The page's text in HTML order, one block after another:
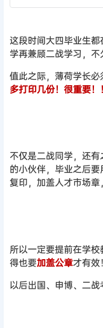
这段时间大四毕业生
学再兼顾二战学习，不
值此之际，薄荷学长必
多打印几份！很重要！
不仅是二战同学，还
的小伙伴，毕业之后
复印，加盖人才市场章
所以一定要提前在学
得也要加盖公章才有效！
以后出国、申博、二战